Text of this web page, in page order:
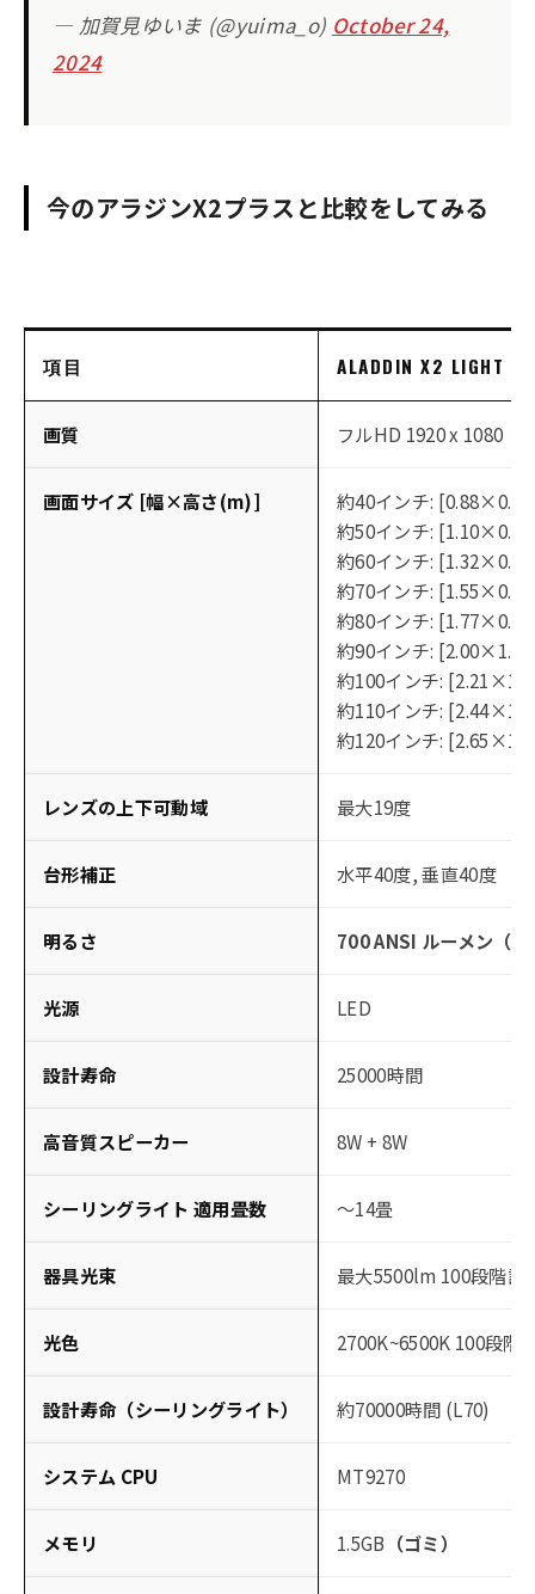
— 加賀見ゆいま (@yuima_o) October 24,
2024
今のアラジンX2プラスと比較をしてみる
項目 ALADDIN X2 LIGHT
画質 フルHD 1920 x 1080
画面サイズ [幅×高さ(m)]
約40インチ:
約50インチ:
約60インチ:
約70インチ:
約80インチ:
約90インチ:
約100インチ:
約110インチ:
約120インチ:
レンズの上下可動域 最大19度
台形補正 水平40度, 垂直40度
明るさ 700 ANSI ルーメン（
光源 LED
設計寿命 25000時間
高音質スピーカー 8W + 8W
シーリングライト 適用畳数 ～14畳
器具光束 最大5500lm 100段階調
光色 2700K~6500K 100段階
設計寿命（シーリングライト） 約70000時間 (L70)
システム CPU MT9270
メモリ 1.5GB （ゴミ）